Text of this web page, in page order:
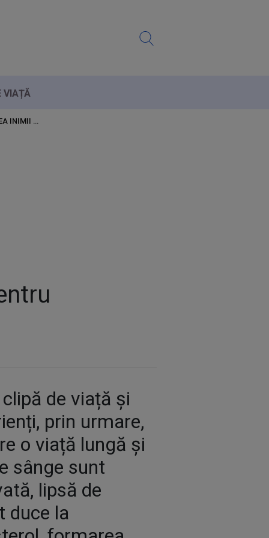
VIAȚĂ
INIMII
de viață și
prin urmare,
o viață lungă și
sânge sunt
lipsă de
duce la